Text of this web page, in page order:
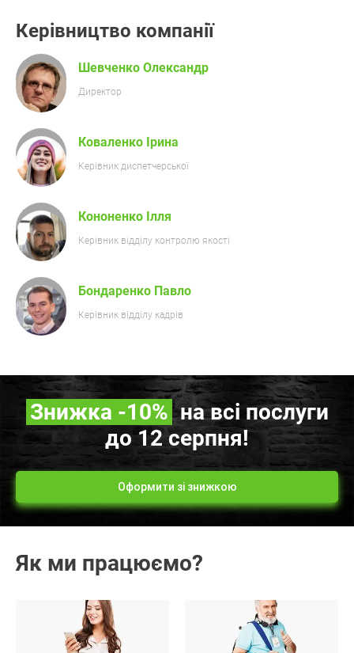
Керівництво компанії
Шевченко Олександр
Директор
Коваленко Ірина
Керівник диспетчерської
Кононенко Ілля
Керівник відділу контролю якості
Бондаренко Павло
Керівник відділу кадрів
Знижка -10% на всі послуги
до 12 серпня!
Оформити зі знижкою
Як ми працюємо?